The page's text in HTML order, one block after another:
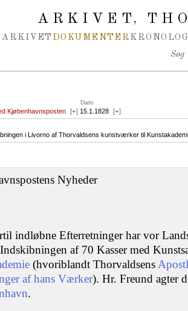
ARKIVET,
ARKIVET DOKUMENTER
Søg
Dato
Kjøbenhavnsposten [+] 15.1.1828 [+]
i Livorno af Thorvaldsens kunstværker til
Nyheder
indløbne Efterretninger har vor
Indskibningen af 70 Kasser med
(hvoriblandt Thorvaldsens
af hans Værker). Hr. Freund agter
.